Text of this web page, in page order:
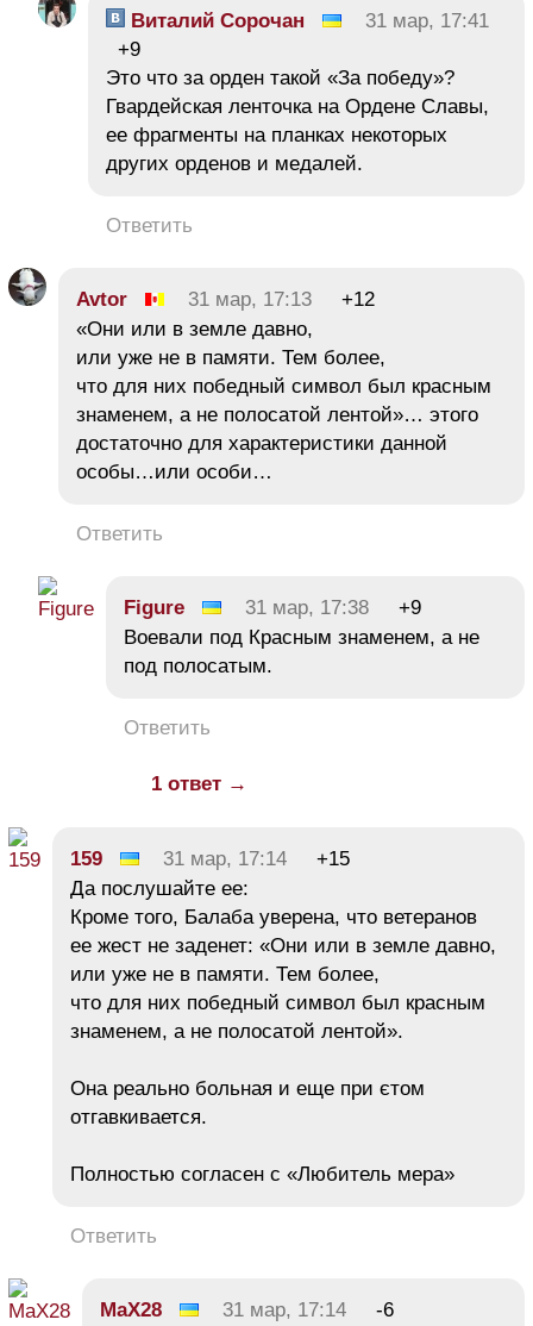
Виталий Сорочан
31 мар, 17:41
+9
Это что за орден такой «За победу»?
Гвардейская ленточка на Ордене Славы,
ее фрагменты на планках некоторых
других орденов и медалей.
Ответить
Avtor 31 мар, 17:13
+12
«Они или в земле давно,
или уже не в памяти. Тем более,
что для них победный символ был красным
знаменем, а не полосатой лентой»… этого
достаточно для характеристики данной
особы…или особи…
Ответить
Figure 31 мар, 17:38
+9
Воевали под Красным знаменем, а не
под полосатым.
Ответить
1 ответ →
159 31 мар, 17:14
+15
Да послушайте ее:
Кроме того, Балаба уверена, что ветеранов
ее жест не заденет: «Они или в земле давно,
или уже не в памяти. Тем более,
что для них победный символ был красным
знаменем, а не полосатой лентой».
Она реально больная и еще при єтом
отгавкивается.
Полностью согласен с «Любитель мера»
Ответить
MaX28 31 мар, 17:14
-6